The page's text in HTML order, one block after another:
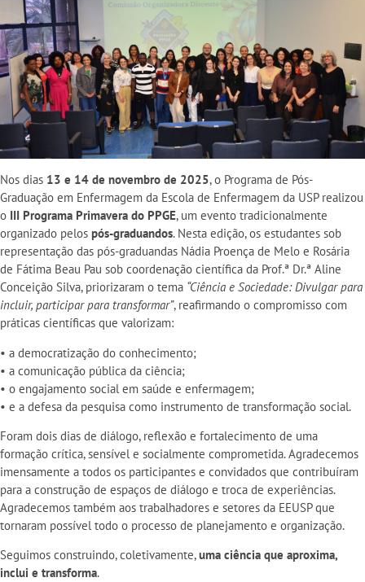
Nos dias 13 e 14 de novembro de 2025, o Programa de Pós-
Graduação em Enfermagem da Escola de Enfermagem da USP realizou
o III Programa Primavera do PPGE, um evento tradicionalmente
organizado pelos pós-graduandos. Nesta edição, os estudantes sob
representação das pós-graduandas Nádia Proença de Melo e Rosária
de Fátima Beau Pau sob coordenação científica da Prof.ª Dr.ª Aline
Conceição Silva, priorizaram o tema “Ciência e Sociedade: Divulgar para
incluir, participar para transformar”, reafirmando o compromisso com
práticas científicas que valorizam:
• a democratização do conhecimento;
• a comunicação pública da ciência;
• o engajamento social em saúde e enfermagem;
• e a defesa da pesquisa como instrumento de transformação social.
Foram dois dias de diálogo, reflexão e fortalecimento de uma
formação crítica, sensível e socialmente comprometida. Agradecemos
imensamente a todos os participantes e convidados que contribuíram
para a construção de espaços de diálogo e troca de experiências.
Agradecemos também aos trabalhadores e setores da EEUSP que
tornaram possível todo o processo de planejamento e organização.
Seguimos construindo, coletivamente,uma ciência que aproxima,
inclui e transforma.